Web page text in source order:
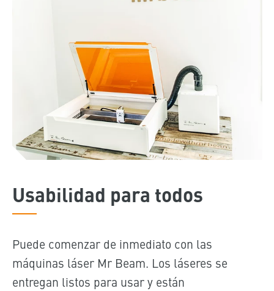
Usabilidad para todos
Puede comenzar de inmediato con las
máquinas láser Mr Beam. Los láseres se
entregan listos para usar y están